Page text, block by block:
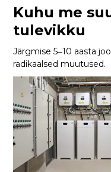
Kuhu me
tulevikku
Järgmise 5‒10 aasta
radikaalsed muutused.